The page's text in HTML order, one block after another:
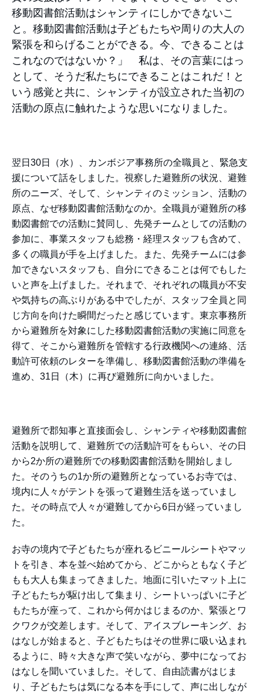
移動図書館活動はシャンティにしかできないこ
と。移動図書館活動は子どもたちや周りの大人の
緊張を和らげることができる。今、できることは
これなのではないか？」 私は、その言葉にはっ
として、そうだ私たちにできることはこれだ！と
いう感覚と共に、シャンティが設立された当初の
活動の原点に触れたような思いになりました。
翌日30日（水）、カンボジア事務所の全職員と、緊急支
援について話をしました。視察した避難所の状況、避難
所のニーズ、そして、シャンティのミッション、活動の
原点、なぜ移動図書館活動なのか。全職員が避難所の移
動図書館での活動に賛同し、先発チームとしての活動の
参加に、事業スタッフも総務・経理スタッフも含めて、
多くの職員が手を上げました。また、先発チームには参
加できないスタッフも、自分にできることは何でもした
いと声を上げました。それまで、それぞれの職員が不安
や気持ちの高ぶりがある中でしたが、スタッフ全員と同
じ方向を向けた瞬間だったと感じています。東京事務所
から避難所を対象にした移動図書館活動の実施に同意を
得て、そこから避難所を管轄する行政機関への連絡、活
動許可依頼のレターを準備し、移動図書館活動の準備を
進め、31日（木）に再び避難所に向かいました。
避難所で郡知事と直接面会し、シャンティや移動図書館
活動を説明して、避難所での活動許可をもらい、その日
から2か所の避難所での移動図書館活動を開始しまし
た。そのうちの1か所の避難所となっているお寺では、
境内に人々がテントを張って避難生活を送っていまし
た。その時点で人々が避難してから6日が経っていまし
た。
お寺の境内で子どもたちが座れるビニールシートやマッ
トを引き、本を並べ始めてから、どこからともなく子ど
もも大人も集まってきました。地面に引いたマット上に
子どもたちが駆け出して集まり、シートいっぱいに子ど
もたちが座って、これから何かはじまるのか、緊張とワ
クワクが交差します。そして、アイスブレーキング、お
はなしが始まると、子どもたちはその世界に吸い込まれ
るように、時々大きな声で笑いながら、夢中になってお
はなしを聞いていました。そして、自由読書がはじま
り、子どもたちは気になる本を手にして、声に出しなが